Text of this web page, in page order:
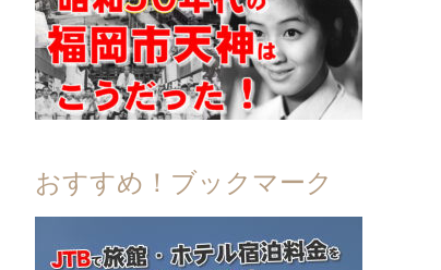
おすすめ！ブックマーク